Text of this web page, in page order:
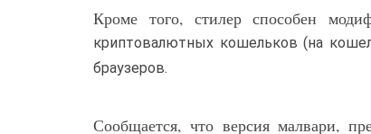
Кроме того, стилер способен
криптовалютных кошельков (на
браузеров.
Сообщается, что версия малвари,